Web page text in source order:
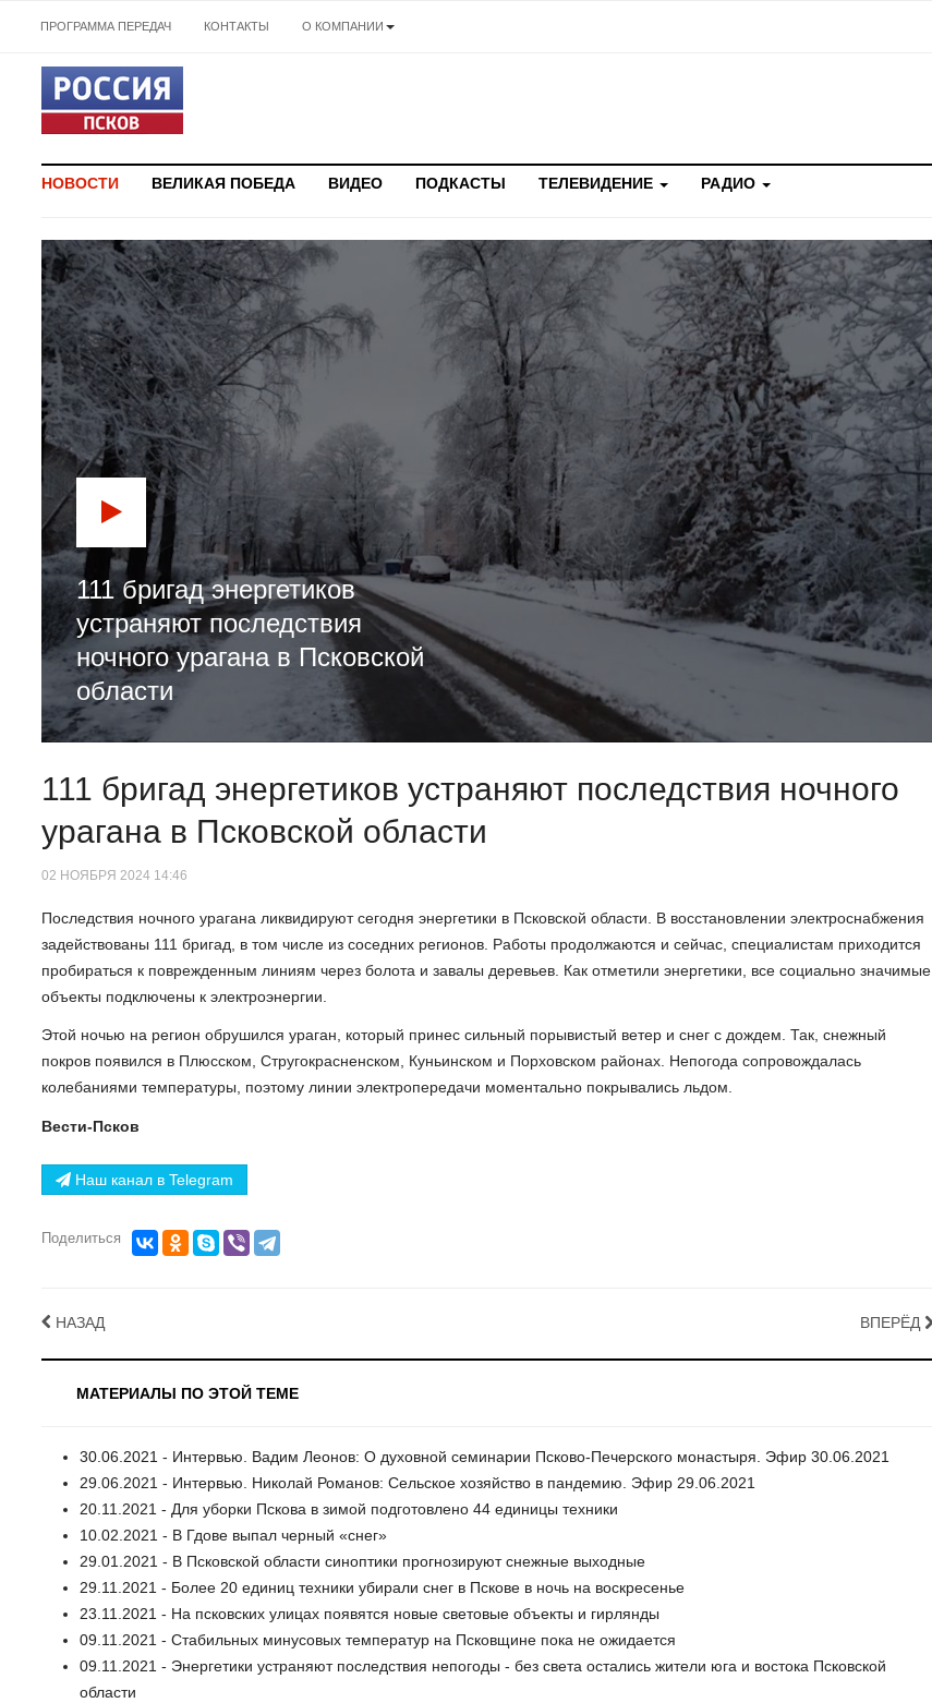
ПРОГРАММА ПЕРЕДАЧ КОНТАКТЫ О КОМПАНИИ
НОВОСТИ ВЕЛИКАЯ ПОБЕДА ВИДЕО ПОДКАСТЫ ТЕЛЕВИДЕНИЕ РАДИО
111 бригад энергетиков
устраняют последствия
ночного урагана в Псковской
области
111 бригад энергетиков устраняют последствия ночного
урагана в Псковской области
02 НОЯБРЯ 2024 14:46
Последствия ночного урагана ликвидируют сегодня энергетики в Псковской области. В восстановлении электроснабжения
задействованы 111 бригад, в том числе из соседних регионов. Работы продолжаются и сейчас, специалистам приходится
пробираться к поврежденным линиям через болота и завалы деревьев. Как отметили энергетики, все социально значимые
объекты подключены к электроэнергии.
Этой ночью на регион обрушился ураган, который принес сильный порывистый ветер и снег с дождем. Так, снежный
покров появился в Плюсском, Стругокрасненском, Куньинском и Порховском районах. Непогода сопровождалась
колебаниями температуры, поэтому линии электропередачи моментально покрывались льдом.
Вести-Псков
Наш канал в Telegram
Поделиться
НАЗАД ВПЕРЁД
МАТЕРИАЛЫ ПО ЭТОЙ ТЕМЕ
30.06.2021 - Интервью. Вадим Леонов: О духовной семинарии Псково-Печерского монастыря. Эфир 30.06.2021
29.06.2021 - Интервью. Николай Романов: Сельское хозяйство в пандемию. Эфир 29.06.2021
20.11.2021 - Для уборки Пскова в зимой подготовлено 44 единицы техники
10.02.2021 - В Гдове выпал черный «снег»
29.01.2021 - В Псковской области синоптики прогнозируют снежные выходные
29.11.2021 - Более 20 единиц техники убирали снег в Пскове в ночь на воскресенье
23.11.2021 - На псковских улицах появятся новые световые объекты и гирлянды
09.11.2021 - Стабильных минусовых температур на Псковщине пока не ожидается
09.11.2021 - Энергетики устраняют последствия непогоды - без света остались жители юга и востока Псковской
области